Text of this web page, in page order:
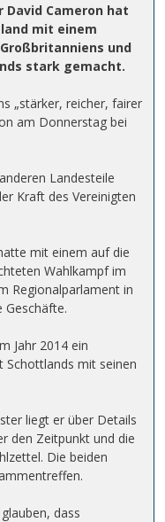
Cameron hat
mit einem
und
stark gemacht.
„stärker, reicher, fairer
am Donnerstag bei
Landesteile
Kraft des Vereinigten
mit einem auf die
Wahlkampf im
Regionalparlament in
Geschäfte.
Jahr 2014 ein
Schottlands mit seinen
liegt er über Details
den Zeitpunkt und die
Die beiden
dass